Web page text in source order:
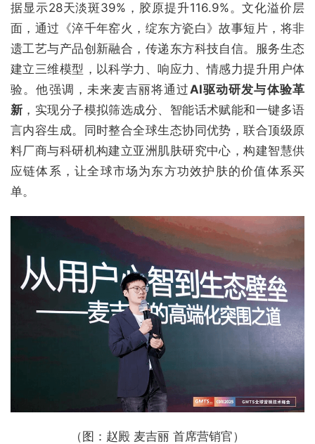
据显示28天淡斑39%，胶原提升116.9%。文化溢价层
面，通过《淬千年窑火，绽东方瓷白》故事短片，将非
遗工艺与产品创新融合，传递东方科技自信。服务生态
建立三维模型，以科学力、响应力、情感力提升用户体
验。他强调，未来麦吉丽将通过AI驱动研发与体验革
新 ，实现分子模拟筛选成分、智能话术赋能和一键多语
言内容生成。同时整合全球生态协同优势，联合顶级原
料厂商与科研机构建立亚洲肌肤研究中心，构建智慧供
应链体系，让全球市场为东方功效护肤的价值体系买
单。
（图：赵殿 麦吉丽 首席营销官）